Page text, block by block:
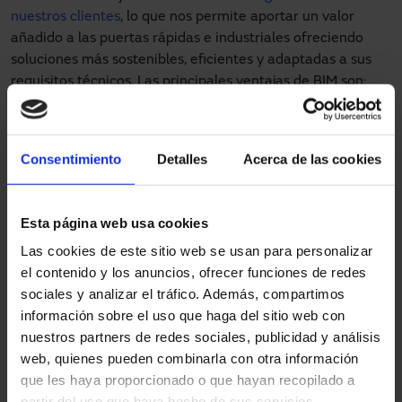
Consentimiento Detalles Acerca de las cookies
Esta página web usa cookies
Las cookies de este sitio web se usan para personalizar
el contenido y los anuncios, ofrecer funciones de redes
sociales y analizar el tráfico. Además, compartimos
información sobre el uso que haga del sitio web con
nuestros partners de redes sociales, publicidad y análisis
web, quienes pueden combinarla con otra información
que les haya proporcionado o que hayan recopilado a
nuestros clientes, lo que nos permite aportar un valor
añadido a las puertas rápidas e industriales ofreciendo
soluciones más sostenibles, eficientes y adaptadas a sus
requisitos técnicos. Las principales ventajas de BIM son: ​
Visión colaborativa
: permite que arquitectos,
ingenieros, contratistas y proveedores trabajen sobre
unmodelo único y actualizado
, evitando errores por
versiones diferentes de planos o falta de información.
las partes implicadas.
Mayor precisión y calidad técnica : es más fácil
detectar a tiempo interferencias o posibles
incidencias, reduciendo tiempos de corrección y
sobrecostes.
Visualización y simulación avanzada: gracias a la
representación 3D y simulaciones, es posible anticipar
decisiones complejas, como el comportamiento
funcional de los accesos, algo crucial en puertas